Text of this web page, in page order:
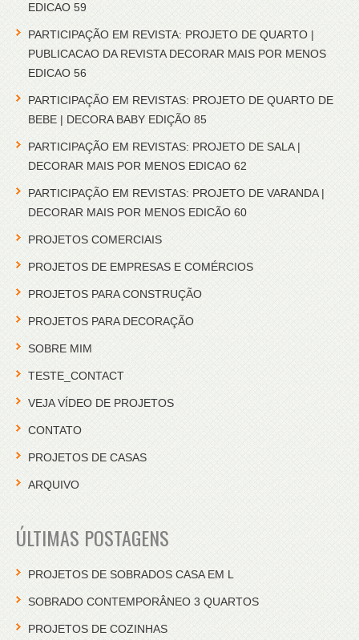
EDICAO 59
PARTICIPAÇÃO EM REVISTA: PROJETO DE QUARTO |
PUBLICACAO DA REVISTA DECORAR MAIS POR MENOS
EDICAO 56
PARTICIPAÇÃO EM REVISTAS: PROJETO DE QUARTO DE
BEBE | DECORA BABY EDIÇÃO 85
PARTICIPAÇÃO EM REVISTAS: PROJETO DE SALA |
DECORAR MAIS POR MENOS EDICAO 62
PARTICIPAÇÃO EM REVISTAS: PROJETO DE VARANDA |
DECORAR MAIS POR MENOS EDICÃO 60
PROJETOS COMERCIAIS
PROJETOS DE EMPRESAS E COMÉRCIOS
PROJETOS PARA CONSTRUÇÃO
PROJETOS PARA DECORAÇÃO
SOBRE MIM
TESTE_CONTACT
VEJA VÍDEO DE PROJETOS
CONTATO
PROJETOS DE CASAS
ARQUIVO
ÚLTIMAS POSTAGENS
PROJETOS DE SOBRADOS CASA EM L
SOBRADO CONTEMPORÂNEO 3 QUARTOS
PROJETOS DE COZINHAS